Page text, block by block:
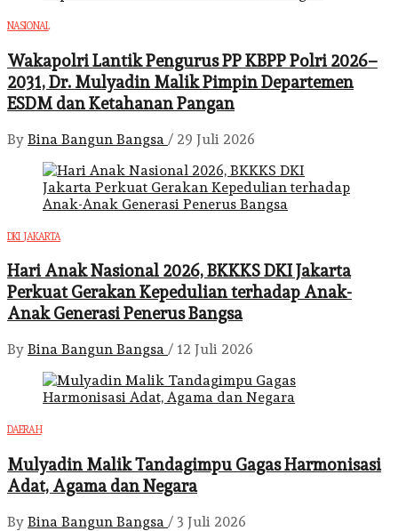
NASIONAL
Wakapolri Lantik Pengurus PP KBPP Polri 2026–
2031, Dr. Mulyadin Malik Pimpin Departemen
ESDM dan Ketahanan Pangan
By Bina Bangun Bangsa / 29 Juli 2026
DKI JAKARTA
Hari Anak Nasional 2026, BKKKS DKI Jakarta
Perkuat Gerakan Kepedulian terhadap Anak-
Anak Generasi Penerus Bangsa
By Bina Bangun Bangsa / 12 Juli 2026
DAERAH
Mulyadin Malik Tandagimpu Gagas Harmonisasi
Adat, Agama dan Negara
By Bina Bangun Bangsa / 3 Juli 2026